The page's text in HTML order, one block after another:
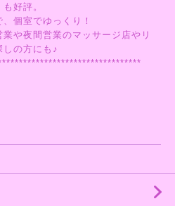
好評。
個室でゆっくり！
や夜間営業のマッサージ店やリ
しの方にも♪